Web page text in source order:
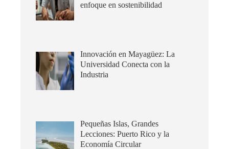
enfoque en sostenibilidad
Innovación en Mayagüez: La
Universidad Conecta con la
Industria
Pequeñas Islas, Grandes
Lecciones: Puerto Rico y la
Economía Circular